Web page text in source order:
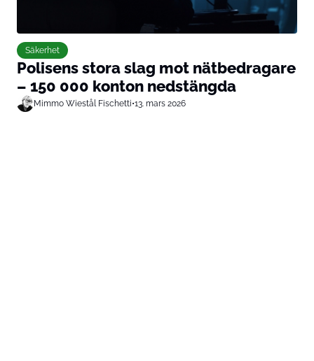
Säkerhet
Polisens stora slag mot nätbedragare
– 150 000 konton nedstängda
Mimmo Wiestål Fischetti•13. mars 2026